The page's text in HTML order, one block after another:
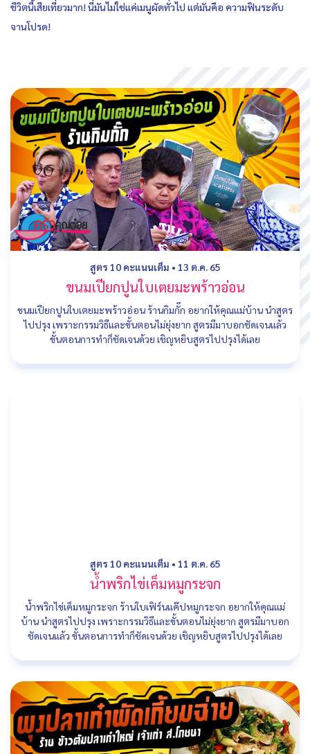
ชีวิตนี้เสียเที่ยวมาก! นี่มันไม่ใช่แค่เมนูผัดทั่วไป แต่มันคือ ความฟินระดับ
จานโปรด!
สูตร 10 คะแนนเต็ม • 13 ต.ค. 65
ขนมเปียกปูนใบเตยมะพร้าวอ่อน
ขนมเปียกปูนใบเตยมะพร้าวอ่อน ร้านกิมกั๊ก อยากให้คุณแม่บ้าน นำสูตร
ไปปรุง เพราะกรรมวิธีและขั้นตอนไม่ยุ่งยาก สูตรมีมาบอกชัดเจนแล้ว
ขั้นตอนการทำก็ชัดเจนด้วย เชิญหยิบสูตรไปปรุงได้เลย
สูตร 10 คะแนนเต็ม • 11 ต.ค. 65
น้ำพริกไข่เค็มหมูกระจก
น้ำพริกไข่เค็มหมูกระจก ร้านใบเฟิร์นแค๊ปหมูกระจก อยากให้คุณแม่
บ้าน นำสูตรไปปรุง เพราะกรรมวิธีและขั้นตอนไม่ยุ่งยาก สูตรมีมาบอก
ชัดเจนแล้ว ขั้นตอนการทำก็ชัดเจนด้วย เชิญหยิบสูตรไปปรุงได้เลย